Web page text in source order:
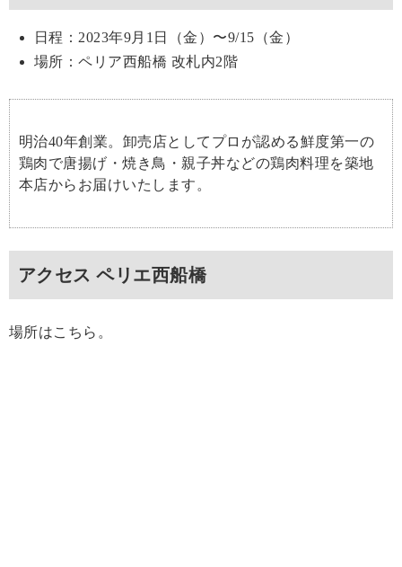
日程：2023年9月1日（金）〜9/15（金）
場所：ペリア西船橋 改札内2階
明治40年創業。卸売店としてプロが認める鮮度第一の
鶏肉で唐揚げ・焼き鳥・親子丼などの鶏肉料理を築地
本店からお届けいたします。
アクセス ペリエ西船橋
場所はこちら。